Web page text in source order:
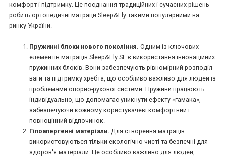
комфорт і підтримку. Це поєднання традиційних і сучасних рішень
робить ортопедичні матраци Sleep&Fly такими популярними на
ринку України.
Пружинні блоки нового покоління. Одним із ключових
елементів матраців Sleep&Fly SF є використання інноваційних
пружинних блоків. Вони забезпечують рівномірний розподіл
ваги та підтримку хребта, що особливо важливо для людей із
проблемами опорно-рухової системи. Пружини працюють
індивідуально, що допомагає уникнути ефекту «гамака»,
забезпечуючи кожному користувачеві комфортний і
повноцінний відпочинок.
Гіпоалергенні матеріали. Для створення матраців
використовуються тільки екологічно чисті та безпечні для
здоров'я матеріали. Це особливо важливо для людей,